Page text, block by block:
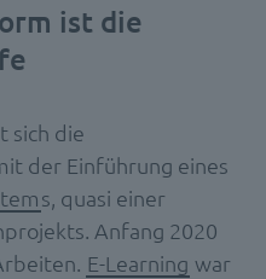
ist die
sich die
der Einführung eines
s, quasi einer
Anfang 2020
E-Learning war